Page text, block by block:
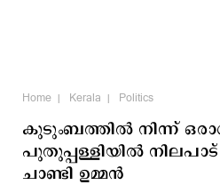
Home Kerala Politics
കുടുംബത്തിൽ നിന്ന്
പുതുപ്പള്ളിയിൽ നിലപാട്
ചാണ്ടി ഉമ്മൻ